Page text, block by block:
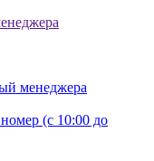
менеджера
(с 10:00 до